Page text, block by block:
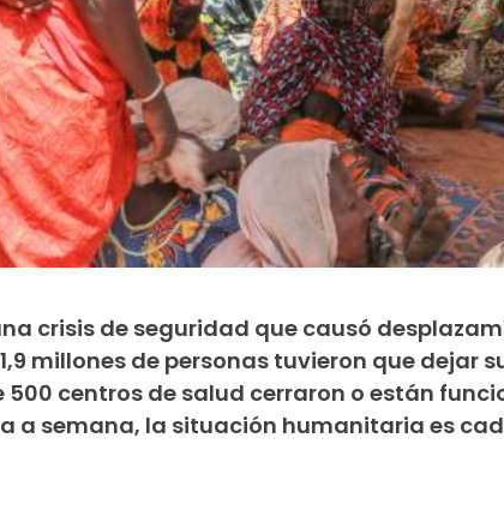
crisis de seguridad que causó
millones de personas tuvieron que dejar
centros de salud cerraron o están
a semana, la situación humanitaria es